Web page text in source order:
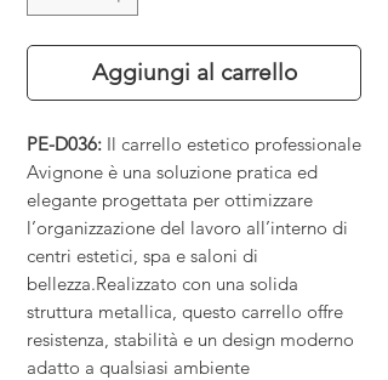
Aggiungi al carrello
PE-D036: Il carrello estetico professionale
Avignone è una soluzione pratica ed
elegante progettata per ottimizzare
l’organizzazione del lavoro all’interno di
centri estetici, spa e saloni di
bellezza.Realizzato con una solida
struttura metallica, questo carrello offre
resistenza, stabilità e un design moderno
adatto a qualsiasi ambiente